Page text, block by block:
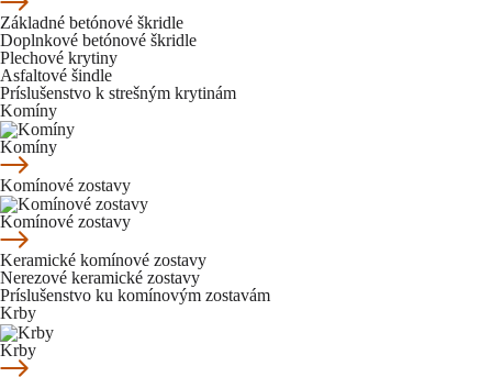
Základné betónové škridle
Doplnkové betónové škridle
Plechové krytiny
Asfaltové šindle
Príslušenstvo k strešným krytinám
Komíny
Komíny
Komínové zostavy
Komínové zostavy
Keramické komínové zostavy
Nerezové keramické zostavy
Príslušenstvo ku komínovým zostavám
Krby
Krby